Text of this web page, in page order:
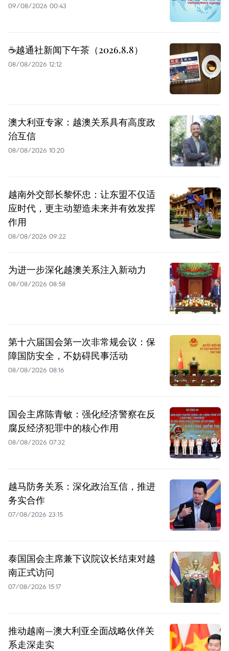
09/08/2026 00:43
☕️越通社新闻下午茶（2026.8.8）
08/08/2026 12:12
澳大利亚专家：越澳关系具有高度政
治互信
08/08/2026 10:20
越南外交部长黎怀忠：让东盟不仅适
应时代，更主动塑造未来并有效发挥
作用
08/08/2026 09:22
为进一步深化越澳关系注入新动力
08/08/2026 08:58
第十六届国会第一次非常规会议：保
障国防安全，不妨碍民事活动
08/08/2026 08:16
国会主席陈青敏：强化经济警察在反
腐反经济犯罪中的核心作用
08/08/2026 07:32
越马防务关系：深化政治互信，推进
务实合作
07/08/2026 23:15
泰国国会主席兼下议院议长结束对越
南正式访问
07/08/2026 15:17
推动越南—澳大利亚全面战略伙伴关
系走深走实